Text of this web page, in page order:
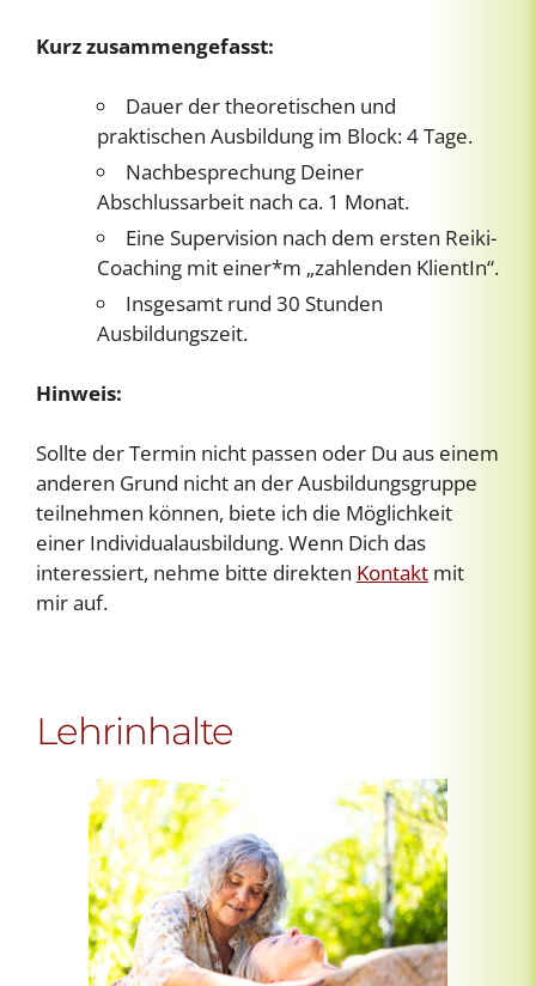
Kurz zusammengefasst:
Dauer der theoretischen und
praktischen Ausbildung im Block: 4 Tage.
Nachbesprechung Deiner
Abschlussarbeit nach ca. 1 Monat.
Eine Supervision nach dem ersten Reiki-
Coaching mit einer*m „zahlenden KlientIn“.
Insgesamt rund 30 Stunden
Ausbildungszeit.
Hinweis:
Sollte der Termin nicht passen oder Du aus einem
anderen Grund nicht an der Ausbildungsgruppe
teilnehmen können, biete ich die Möglichkeit
einer Individualausbildung. Wenn Dich das
interessiert, nehme bitte direkten Kontakt mit
mir auf.
Lehrinhalte